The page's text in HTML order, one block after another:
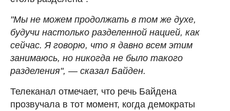
"Мы не можем продолжать в том же духе,
будучи настолько разделенной нацией, как
сейчас. Я говорю, что я давно всем этим
занимаюсь, но никогда не было такого
разделения", — сказал Байден.
Телеканал отмечает, что речь Байдена
прозвучала в тот момент, когда демократы